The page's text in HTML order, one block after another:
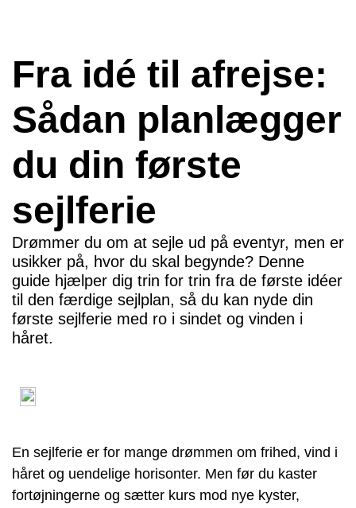
Fra idé til afrejse:
Sådan planlægger
du din første
sejlferie
Drømmer du om at sejle ud på eventyr, men er
usikker på, hvor du skal begynde? Denne
guide hjælper dig trin for trin fra de første idéer
til den færdige sejlplan, så du kan nyde din
første sejlferie med ro i sindet og vinden i
håret.
En sejlferie er for mange drømmen om frihed, vind i
håret og uendelige horisonter. Men før du kaster
fortøjningerne og sætter kurs mod nye kyster,